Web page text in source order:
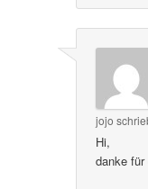
jojo
Hi,
danke für